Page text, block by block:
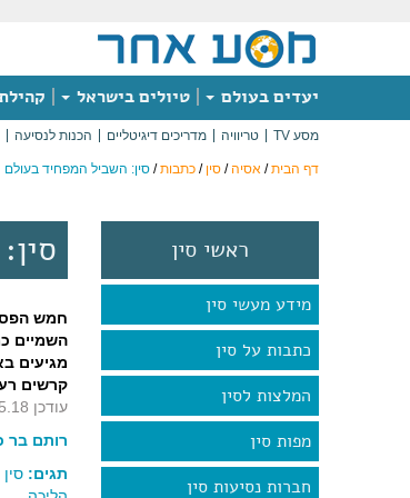
יעדים בעולם טיולים בישראל
מסע TV טריוויה מדריכים דיגיטליים הכנות לנסיעה
דף הבית/ אסיה/ סין / כתבות/ סין: השביל המפחיד בעולם
ראשי סין
מידע מעשי סין
כתבות על סין
המלצות לסין
מפות סין
חברות נסיעות סין
השמיים
מגיעים
קרשים
עודכן 19.5.18
רותם בר
תגים: סין